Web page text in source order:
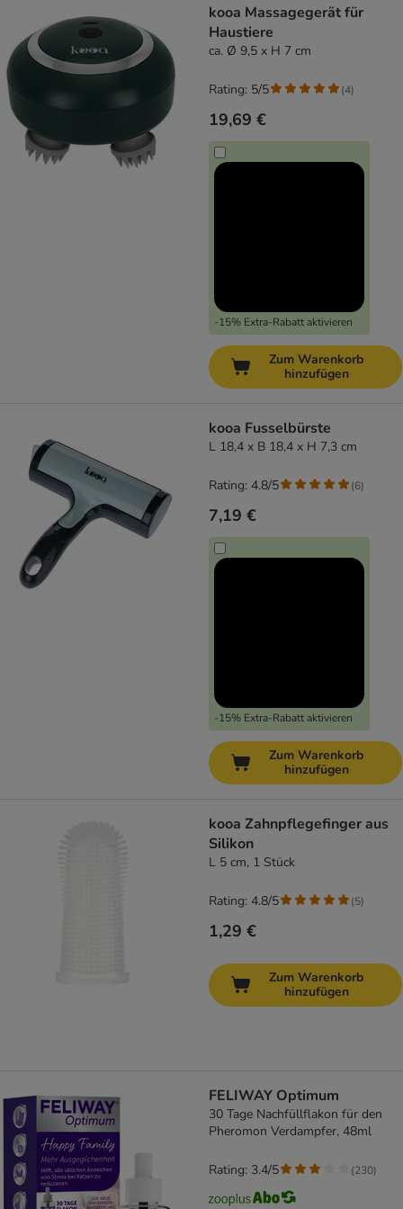
kooa Massagegerät für
Haustiere
ca. Ø 9,5 x H 7 cm
19,69 €
-15% Extra-Rabatt aktivieren
Rating: 5/5 (4)
Zum Warenkorb
hinzufügen
kooa Fusselbürste
L 18,4 x B 18,4 x H 7,3 cm
7,19 €
-15% Extra-Rabatt aktivieren
Rating: 4.8/5 (6)
Zum Warenkorb
hinzufügen
kooa Zahnpflegefinger aus
Silikon
L 5 cm, 1 Stück
1,29 €
Rating: 4.8/5 (5)
Zum Warenkorb
hinzufügen
FELIWAY Optimum
30 Tage Nachfüllflakon für den
Pheromon Verdampfer, 48ml
Rating: 3.4/5 (230)